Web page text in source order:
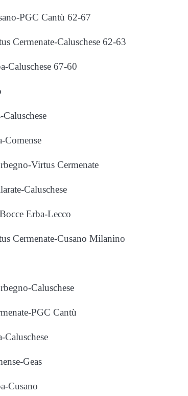
PGC Cantù 62-67
Cermenate-Caluschese 62-63
Caluschese 67-60
Comense
Virtus Cermenate
Caluschese
Erba-Lecco
Cermenate-Cusano Milanino
Caluschese
PGC Cantù
Geas
Cusano